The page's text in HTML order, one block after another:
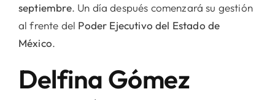
septiembre. Un día después comenzará su gestión
al frente del Poder Ejecutivo del Estado de
México.
Delfina Gómez